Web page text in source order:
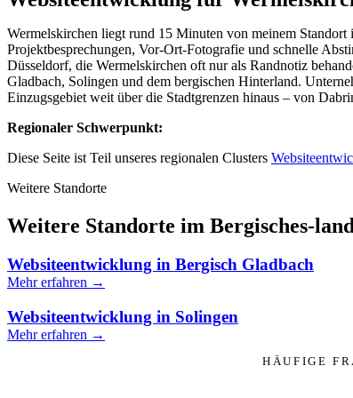
Wermelskirchen liegt rund 15 Minuten von meinem
Projektbesprechungen, Vor-Ort-Fotografie und schnelle
Düsseldorf, die Wermelskirchen oft nur als Randnotiz
Gladbach, Solingen und dem bergischen Hinterland.
Einzugsgebiet weit über die Stadtgrenzen hinaus – von
Regionaler Schwerpunkt:
Diese Seite ist Teil unseres regionalen Clusters
Weitere Standorte
Weitere Standorte im Bergisches-land
Websiteentwicklung in Bergisch Gladbach
Mehr erfahren →
Websiteentwicklung in Solingen
Mehr erfahren →
HÄUFIGE